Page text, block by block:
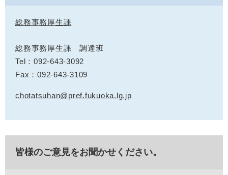
総務事務厚生課
総務事務厚生課 調達班
Tel：092-643-3092
Fax：092-643-3109
chotatsuhan@pref.fukuoka.lg.jp
皆様のご意見をお聞かせください。